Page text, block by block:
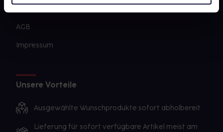
AGB
Impressum
Unsere Vorteile
Ausgewählte Wunschprodukte sofort abholbereit
Lieferung für sofort verfügbare Artikel meist am